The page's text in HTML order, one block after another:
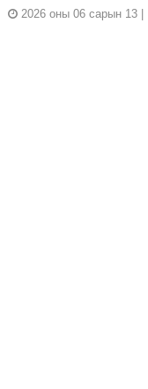
2026 оны 06 сарын 13